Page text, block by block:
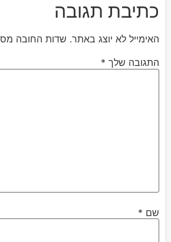
כתיבת תגובה
האימייל לא יוצג באתר. שדות החובה
התגובה שלך *
שם *